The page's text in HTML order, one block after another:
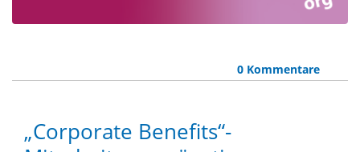
0 Kommentare
„Corporate Benefits“-